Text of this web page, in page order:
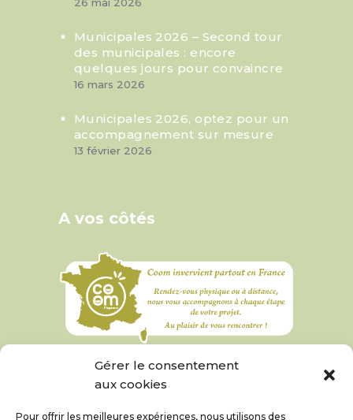
Gérer le consentement
aux cookies
Pour offrir les meilleures expériences, nous utilisons des
Municipales 2026 – Second tour
des municipales : encore
quelques jours pour convaincre
16 mars 2026
Municipales 2026, optez pour un
accompagnement sur mesure
13 février 2026
A vos côtés